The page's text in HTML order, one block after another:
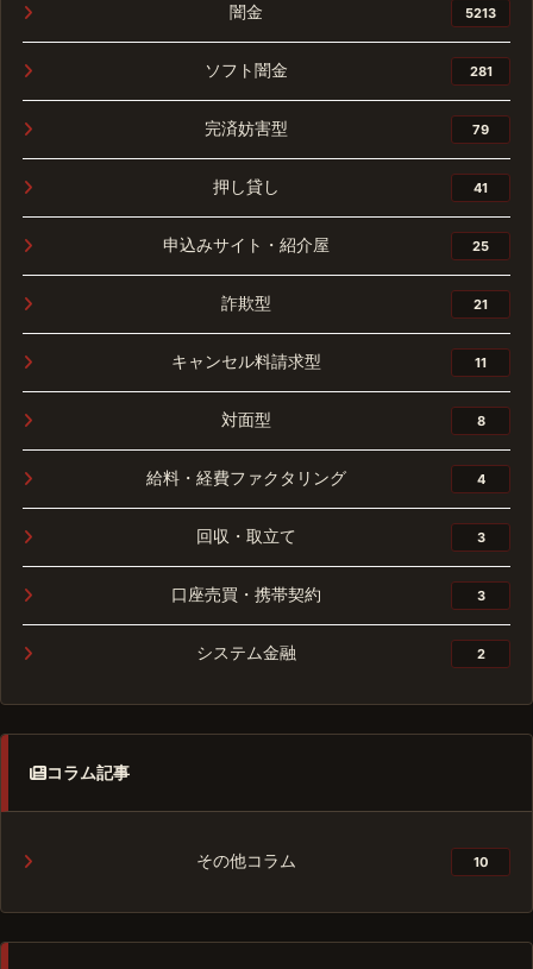
闇金 5213
ソフト闇金 281
完済妨害型 79
押し貸し 41
申込みサイト・紹介屋 25
詐欺型 21
キャンセル料請求型 11
対面型 8
給料・経費ファクタリング 4
回収・取立て 3
口座売買・携帯契約 3
システム金融 2
コラム記事
その他コラム 10